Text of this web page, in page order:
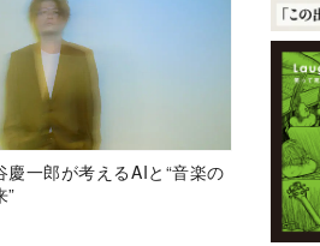
慶一郎が考えるAIと“音楽の
”